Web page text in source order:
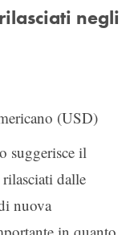
negli
(USD)
suggerisce il
dalle
nuova